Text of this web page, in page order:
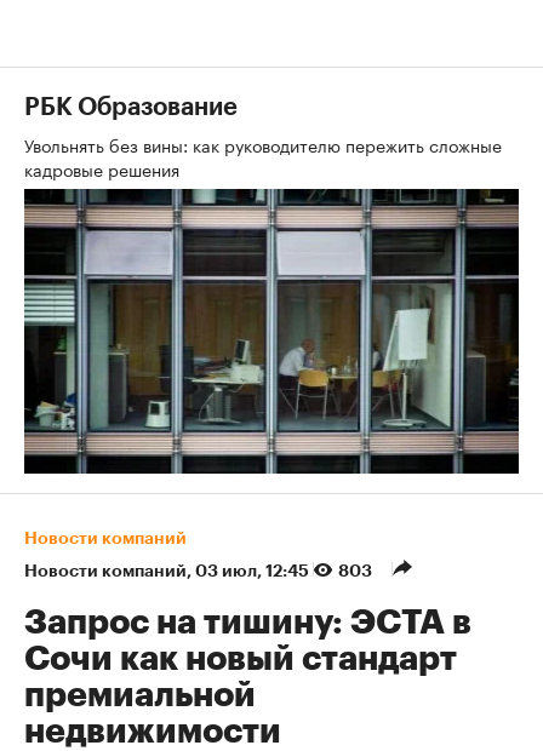
РБК Образование
Увольнять без вины: как руководителю пережить сложные
кадровые решения
Новости компаний
Новости компаний⁠, 03 июл, 12:45 803
Запрос на тишину: ЭСТА в
Сочи как новый стандарт
премиальной
недвижимости